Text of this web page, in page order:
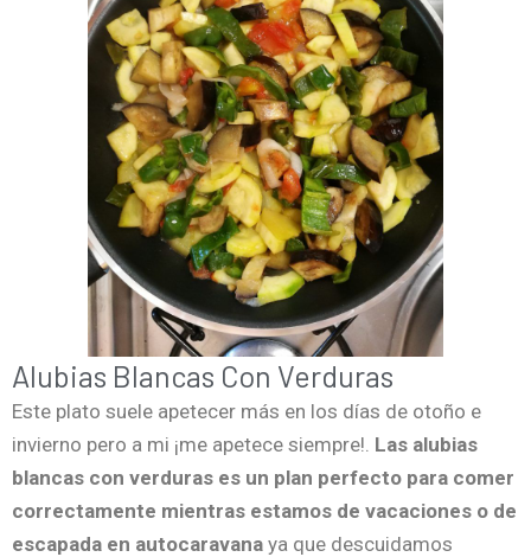
Alubias Blancas Con Verduras
Este plato suele apetecer más en los días de otoño e
invierno pero a mi ¡me apetece siempre!. Las alubias
blancas con verduras es un plan perfecto para comer
correctamente mientras estamos de vacaciones o de
escapada en autocaravana ya que descuidamos